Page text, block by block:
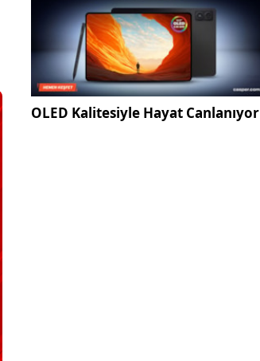
OLED Kalitesiyle Hayat Canlanıyor